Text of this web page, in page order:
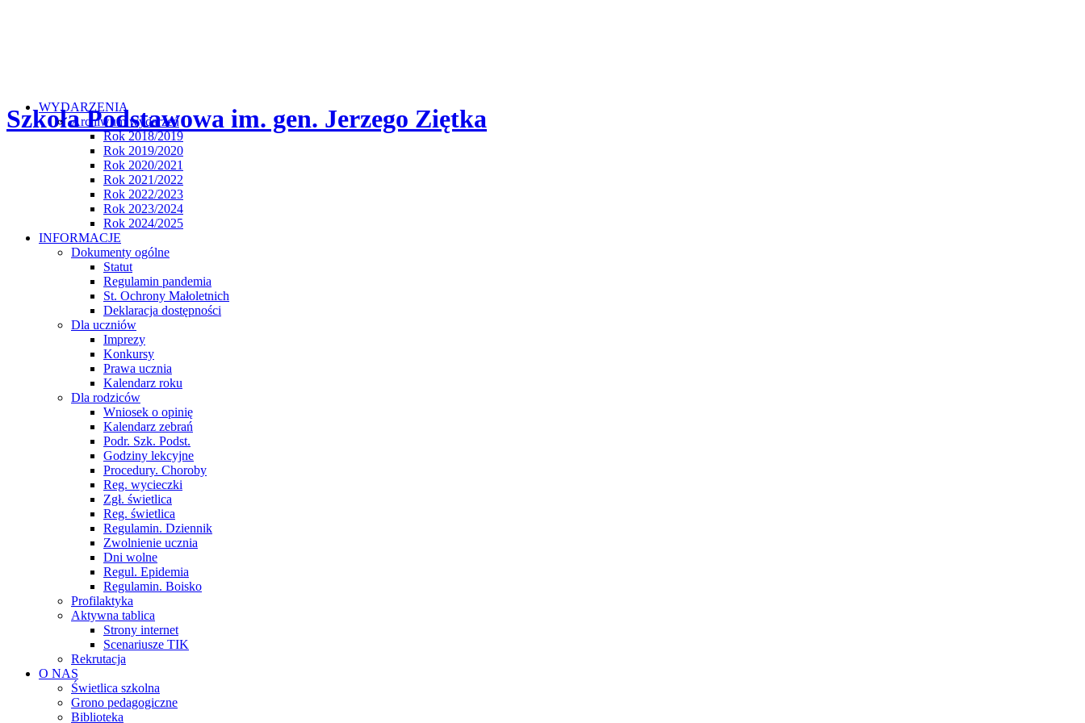
Szkoła Podstawowa im. gen. Jerzego Ziętka
WYDARZENIA
Archiwum wydarzeń
Rok 2018/2019
Rok 2019/2020
Rok 2020/2021
Rok 2021/2022
Rok 2022/2023
Rok 2023/2024
Rok 2024/2025
INFORMACJE
Dokumenty ogólne
Statut
Regulamin pandemia
St. Ochrony Małoletnich
Deklaracja dostępności
Dla uczniów
Imprezy
Konkursy
Prawa ucznia
Kalendarz roku
Dla rodziców
Wniosek o opinię
Kalendarz zebrań
Podr. Szk. Podst.
Godziny lekcyjne
Procedury. Choroby
Reg. wycieczki
Zgł. świetlica
Reg. świetlica
Regulamin. Dziennik
Zwolnienie ucznia
Dni wolne
Regul. Epidemia
Regulamin. Boisko
Profilaktyka
Aktywna tablica
Strony internet
Scenariusze TIK
Rekrutacja
O NAS
Świetlica szkolna
Grono pedagogiczne
Biblioteka